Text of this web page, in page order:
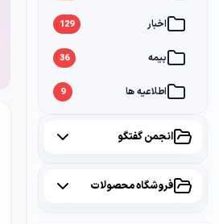
اخبار 129
بیمه 36
اطلاعیه ها 9
انجمن گفتگو
فروشگاه محصولات